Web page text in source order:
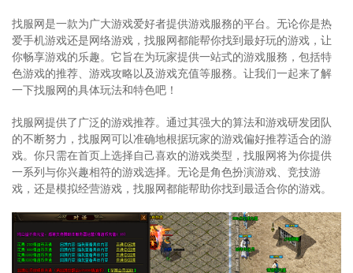
找服网是一款为广大游戏爱好者提供游戏服務的平台。无论你是热
爱手机游戏还是网络游戏，找服网都能帮你找到最好玩的游戏，让
你畅享游戏的乐趣。它旨在为玩家提供一站式的游戏服務，包括特
色游戏的推荐、游戏攻略以及游戏充值等服務。让我们一起来了解
一下找服网的具体玩法和特色吧！
找服网提供了广泛的游戏推荐。通过其强大的算法和游戏研发团队
的不断努力，找服网可以准确地根据玩家的游戏偏好推荐适合的游
戏。你只需在首页上选择自己喜欢的游戏类型，找服网将为你提供
一系列与你兴趣相符的游戏选择。无论是角色扮演游戏、竞技游
戏，还是模拟经营游戏，找服网都能帮助你找到最适合你的游戏。